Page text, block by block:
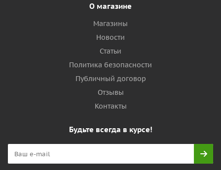
О магазине
Магазины
Новости
Статьи
Политика безопасности
Публичный договор
Отзывы
Контакты
Будьте всегда в курсе!